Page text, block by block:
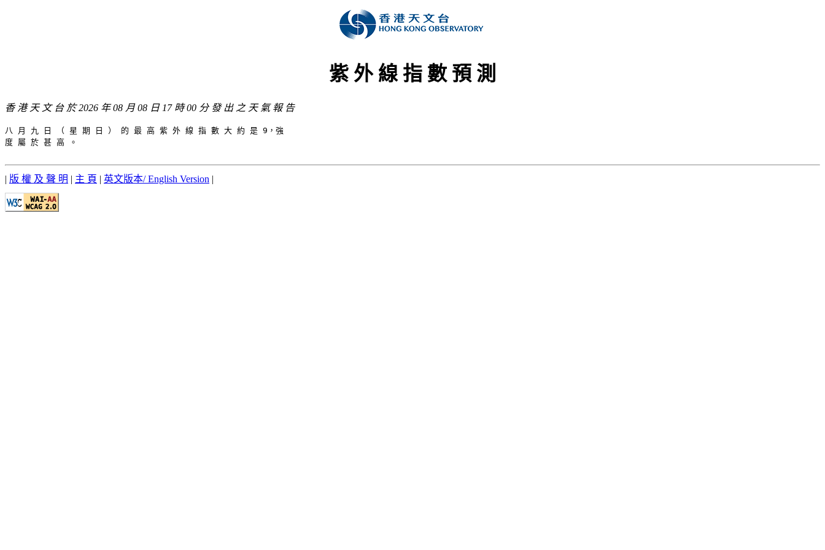
紫 外 線 指 數 預 測
香 港 天 文 台 於 2026 年 08 月 08 日 17 時 00 分 發 出 之 天 氣 報 告
八 月 九 日 （ 星 期 日 ） 的 最 高 紫 外 線 指 數 大 約 是 9，強
度 屬 於 甚 高 。
| 版 權 及 聲 明 | 主 頁 | 英文版本/ English Version |